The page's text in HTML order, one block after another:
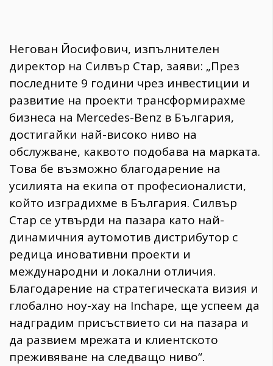
Негован Йосифович, изпълнителен
директор на Силвър Стар, заяви: „През
последните 9 години чрез инвестиции и
развитие на проекти трансформирахме
бизнеса на Mercedes-Benz в България,
достигайки най-високо ниво на
обслужване, каквото подобава на марката.
Това бе възможно благодарение на
усилията на екипа от професионалисти,
който изградихме в България. Силвър
Стар се утвърди на пазара като най-
динамичния аутомотив дистрибутор с
редица иновативни проекти и
международни и локални отличия.
Благодарение на стратегическата визия и
глобално ноу-хау на Inchape, ще успеем да
надградим присъствието си на пазара и
да развием мрежата и клиентското
преживяване на следващо ниво“.